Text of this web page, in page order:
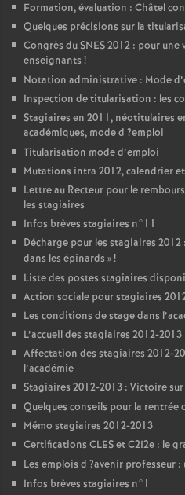
Formation, évaluation : Châtel
Quelques précisions sur la
Congrès duSNES2012 : pour
enseignants !
Notation administrative : Mode
Inspection de titularisation : les
Stagiaires en 2011, néotitulaires
académiques, mode d ?emploi
Titularisation mode d’emploi
Mutations intra 2012, calendrier
Lettre au Recteur pour le
les stagiaires
Infos brèves stagiaires n°11
Décharge pour les stagiaires 2012
dans les épinards »!
Liste des postes stagiaires
Action sociale pour stagiaires
Les conditions de stage dans
L’accueil des stagiaires 2012-2013
Affectation des stagiaires 2012-
l’académie
Stagiaires 2012-2013 : Victoire
Quelques conseils pour la rentrée
Mémo stagiaires 2012-2013
Certifications CLESet C2I2e : le
Les emplois d ?avenir professeur
Infos brèves stagiaires n°1